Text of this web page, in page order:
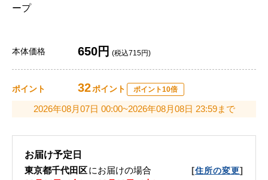
ープ
本体価格 650円 (税込715円)
ポイント 32ポイント ポイント10倍
2026年08月07日 00:00~2026年08月08日 23:59まで
お届け予定日
東京都千代田区にお届けの場合 [住所の変更]